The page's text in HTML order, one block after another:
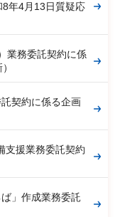
年4月13日質疑応
業務委託契約に係
契約に係る企画
支援業務委託契約
」作成業務委託